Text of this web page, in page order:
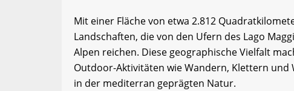
Mit einer Fläche von etwa 2.812
Landschaften, die von den Ufern des Lago
Alpen reichen. Diese geographische Vielfalt
Outdoor-Aktivitäten wie Wandern, Klettern
in der mediterran geprägten Natur.